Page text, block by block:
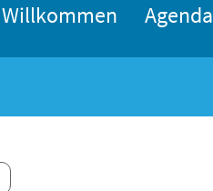
Willkommen Agenda